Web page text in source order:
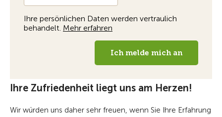
Ihre Zufriedenheit liegt uns am Herzen!
Wir würden uns daher sehr freuen, wenn Sie Ihre Erfahrung